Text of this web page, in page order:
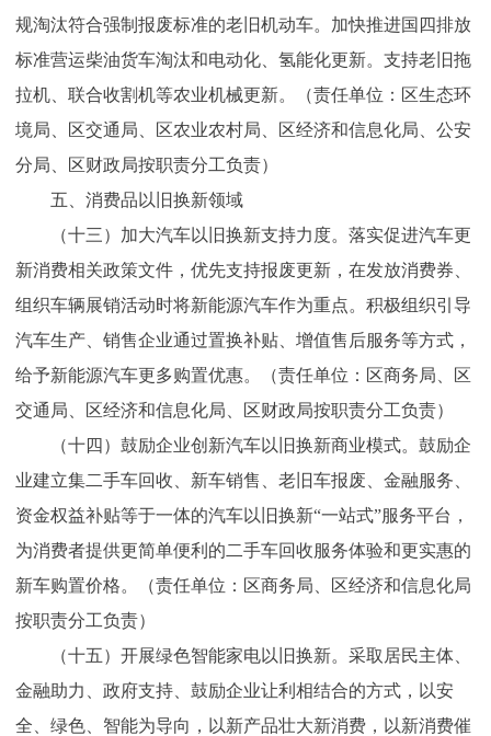
规淘汰符合强制报废标准的老旧机动车。加快推进国四排放
标准营运柴油货车淘汰和电动化、氢能化更新。支持老旧拖
拉机、联合收割机等农业机械更新。（责任单位：区生态环
境局、区交通局、区农业农村局、区经济和信息化局、公安
分局、区财政局按职责分工负责）
五、消费品以旧换新领域
（十三）加大汽车以旧换新支持力度。落实促进汽车更
新消费相关政策文件，优先支持报废更新，在发放消费券、
组织车辆展销活动时将新能源汽车作为重点。积极组织引导
汽车生产、销售企业通过置换补贴、增值售后服务等方式，
给予新能源汽车更多购置优惠。（责任单位：区商务局、区
交通局、区经济和信息化局、区财政局按职责分工负责）
（十四）鼓励企业创新汽车以旧换新商业模式。鼓励企
业建立集二手车回收、新车销售、老旧车报废、金融服务、
资金权益补贴等于一体的汽车以旧换新“一站式”服务平台，
为消费者提供更简单便利的二手车回收服务体验和更实惠的
新车购置价格。（责任单位：区商务局、区经济和信息化局
按职责分工负责）
（十五）开展绿色智能家电以旧换新。采取居民主体、
金融助力、政府支持、鼓励企业让利相结合的方式，以安
全、绿色、智能为导向，以新产品壮大新消费，以新消费催